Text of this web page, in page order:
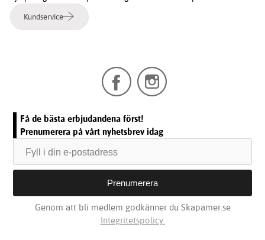
Kundservice
Få de bästa erbjudandena först!
Prenumerera på vårt nyhetsbrev idag
Genom att bli medlem godkänner du Skapamer.se
Integritetspolicy.